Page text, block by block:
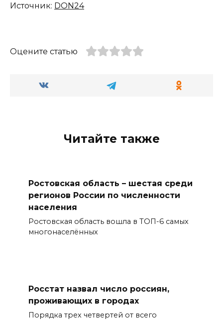
Источник: DON24
Оцените статью
Читайте также
Ростовская область – шестая среди
регионов России по численности
населения
Ростовская область вошла в ТОП-6 самых
многонаселённых
Росстат назвал число россиян,
проживающих в городах
Порядка трех четвертей от всего